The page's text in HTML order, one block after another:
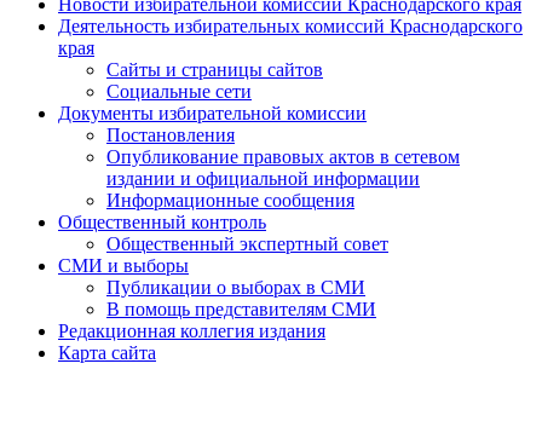
Новости избирательной комиссии Краснодарского края
Деятельность избирательных комиссий Краснодарского
края
Сайты и страницы сайтов
Социальные сети
Документы избирательной комиссии
Постановления
Опубликование правовых актов в сетевом
издании и официальной информации
Информационные сообщения
Общественный контроль
Общественный экспертный совет
СМИ и выборы
Публикации о выборах в СМИ
В помощь представителям СМИ
Редакционная коллегия издания
Карта сайта